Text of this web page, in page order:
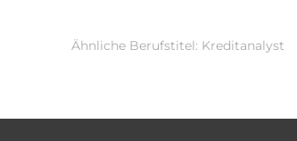
Ähnliche Berufstitel: Kreditanalyst